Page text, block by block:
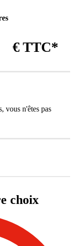
€ TTC*
vous n'êtes pas
choix